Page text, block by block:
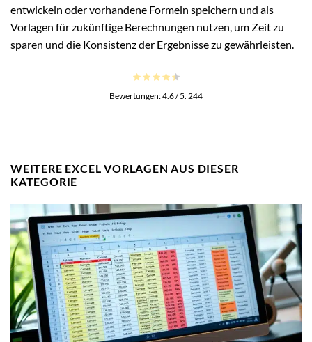
entwickeln oder vorhandene Formeln speichern und als
Vorlagen für zukünftige Berechnungen nutzen, um Zeit zu
sparen und die Konsistenz der Ergebnisse zu gewährleisten.
Bewertungen:4.6/ 5. 244
WEITERE EXCEL VORLAGEN AUS DIESER
KATEGORIE